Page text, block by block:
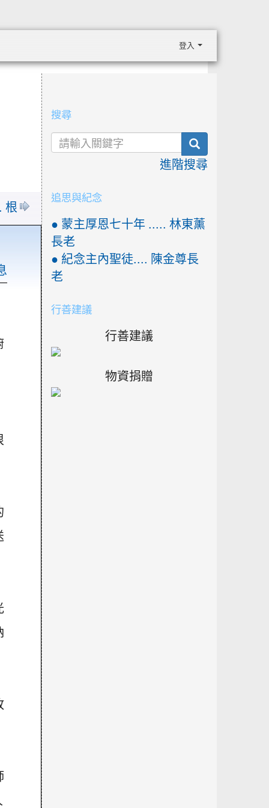
登入
根
搜尋
search
進階搜尋
追思與紀念
● 蒙主厚恩七十年 ..... 林東薰
長老
● 紀念主內聖徒.... 陳金尊長
老
行善建議
行善建議
物資捐贈